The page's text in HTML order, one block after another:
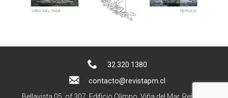
32 320 1380
contacto@revistapm.cl